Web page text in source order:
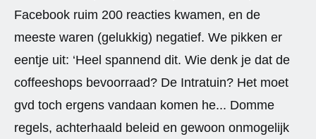
Facebook ruim 200 reacties kwamen, en de
meeste waren (gelukkig) negatief. We pikken er
eentje uit: ‘Heel spannend dit. Wie denk je dat de
coffeeshops bevoorraad? De Intratuin? Het moet
gvd toch ergens vandaan komen he... Domme
regels, achterhaald beleid en gewoon onmogelijk